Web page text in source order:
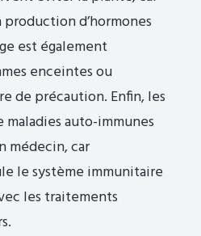
d’hormones
est également
enceintes ou
de précaution. Enfin, les
auto-immunes
médecin, car
le système immunitaire
les traitements